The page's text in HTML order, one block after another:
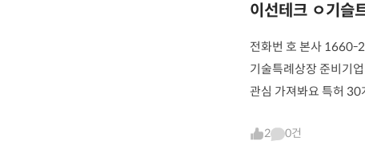
이선테크 ㅇ기슬
전화번 호 본사 1660-
기술특례상장 준비기업
관심 가져봐요 특허 30
2 0건